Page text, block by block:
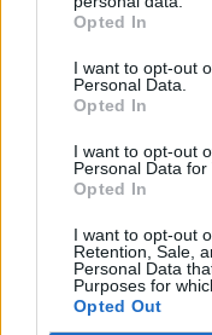
Opted In
I want to opt-out
Personal Data.
Opted In
I want to opt-out
Personal Data for
Opted In
I want to opt-out
Retention, Sale,
Personal Data
Purposes for
Opted Out
Χτίζοντας μια
καθημερινότητα
Η ευτυχία δεν
συναίσθημα·
συνηθειών που
παραπάνω που